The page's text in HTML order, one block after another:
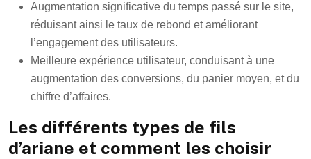
Augmentation significative du temps passé sur le site,
réduisant ainsi le taux de rebond et améliorant
l’engagement des utilisateurs.
Meilleure expérience utilisateur, conduisant à une
augmentation des conversions, du panier moyen, et du
chiffre d’affaires.
Les différents types de fils
d’ariane et comment les choisir